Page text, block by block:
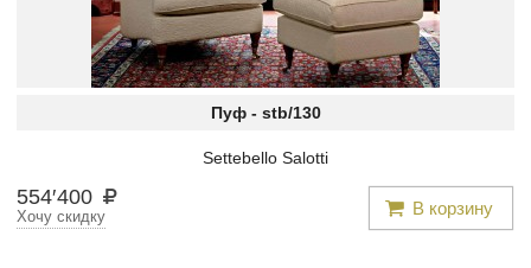
Пуф - stb/130
Settebello Salotti
554′400 В корзину
Хочу скидку